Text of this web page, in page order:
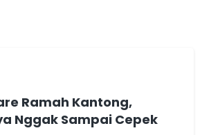
Ramah Kantong,
Nggak Sampai Cepek